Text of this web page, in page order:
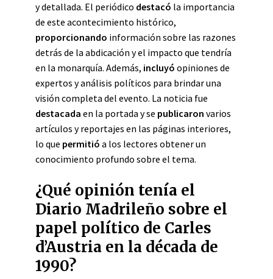
y detallada. El periódico destacó la importancia
de este acontecimiento histórico,
proporcionando información sobre las razones
detrás de la abdicación y el impacto que tendría
en la monarquía. Además, incluyó opiniones de
expertos y análisis políticos para brindar una
visión completa del evento. La noticia fue
destacada en la portada y se publicaron varios
artículos y reportajes en las páginas interiores,
lo que permitió a los lectores obtener un
conocimiento profundo sobre el tema.
¿Qué opinión tenía el
Diario Madrileño sobre el
papel político de Carles
d’Austria en la década de
1990?